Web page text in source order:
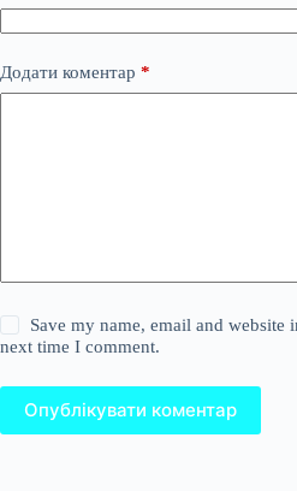
Додати коментар *
Save my name, email and website
next time I comment.
Опублікувати коментар